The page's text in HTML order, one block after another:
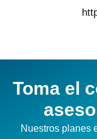
Toma el
Nuestros planes